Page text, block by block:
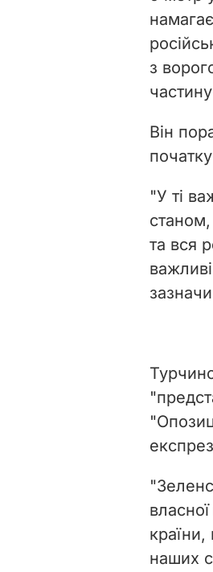
з
Він
"У ті
та вся
країни,
наших